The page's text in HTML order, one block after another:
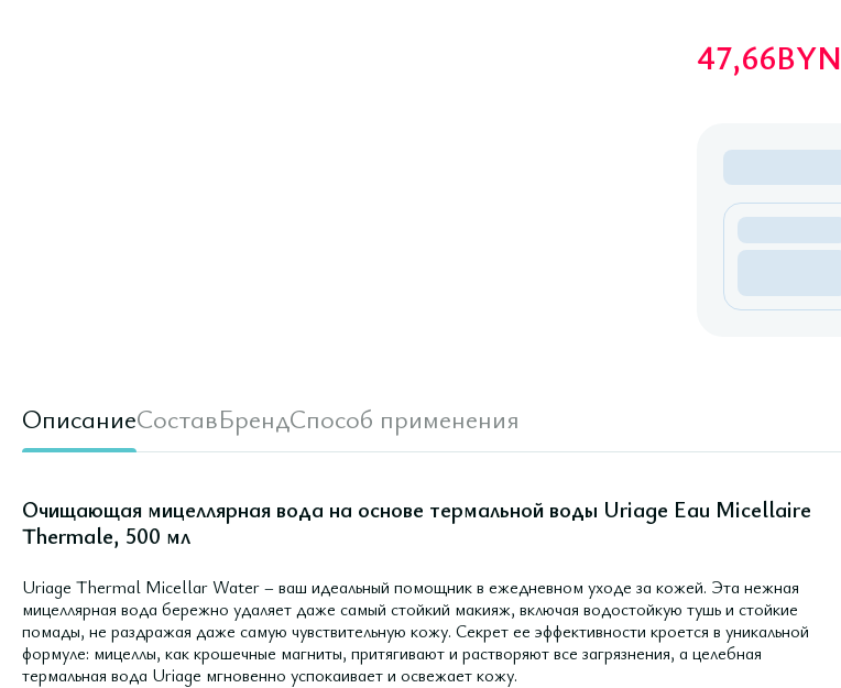
47,66BYN
ОписаниеСоставБрендСпособ применения
Очищающая мицеллярная вода на основе термальной воды Uriage Eau Micellaire
Thermale, 500 мл
Uriage Thermal Micellar Water – ваш идеальный помощник в ежедневном уходе за кожей. Эта нежная
мицеллярная вода бережно удаляет даже самый стойкий макияж, включая водостойкую тушь и стойкие
помады, не раздражая даже самую чувствительную кожу. Секрет ее эффективности кроется в уникальной
формуле: мицеллы, как крошечные магниты, притягивают и растворяют все загрязнения, а целебная
термальная вода Uriage мгновенно успокаивает и освежает кожу.